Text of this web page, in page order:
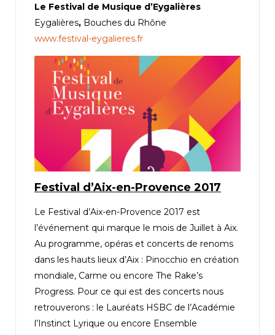
Le Festival de Musique d’Eygalières
Eygalières, Bouches du Rhône
www.festival-eygalieres.fr
Festival d’Aix-en-Provence 2017
Le Festival d’Aix-en-Provence 2017 est
l’événement qui marque le mois de Juillet à Aix.
Au programme, opéras et concerts de renoms
dans les hauts lieux d’Aix : Pinocchio en création
mondiale, Carme ou encore The Rake’s
Progress. Pour ce qui est des concerts nous
retrouverons : le Lauréats HSBC de l’Académie
l’Instinct Lyrique ou encore Ensemble